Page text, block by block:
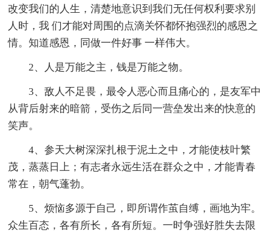
改变我们的人生，清楚地意识到我们无任何权利要求别
人时，我 们才能对周围的点滴关怀都怀抱强烈的感恩之
情。知道感恩，同做一件好事 一样伟大。
2、人是万能之主，钱是万能之物。
3、敌人不足畏，最令人恶心而且痛心的，是友军中
从背后射来的暗箭，受伤之后同一营垒发出来的快意的
笑声。
4、参天大树深深扎根于泥土之中，才能使枝叶繁
茂，蒸蒸日上；有志者永远生活在群众之中，才能青春
常在，朝气蓬勃。
5、烦恼多源于自己，即所谓作茧自缚，画地为牢。
众生百态，各有所长，各有所短。一时争强好胜失去限